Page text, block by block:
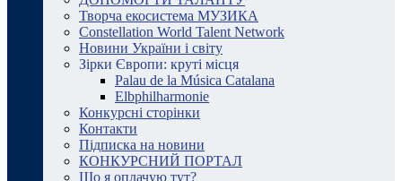
Творча екосистема МУЗИКА
Constellation World Talent Network
Новини України і світу
Зірки Європи: круті місця
Palau de la Música Catalana
Elbphilharmonie
Конкурсні сторінки
Контакти
Підписка на новини
КОНКУРСНИЙ ПОРТАЛ
Що я оплачую тут?